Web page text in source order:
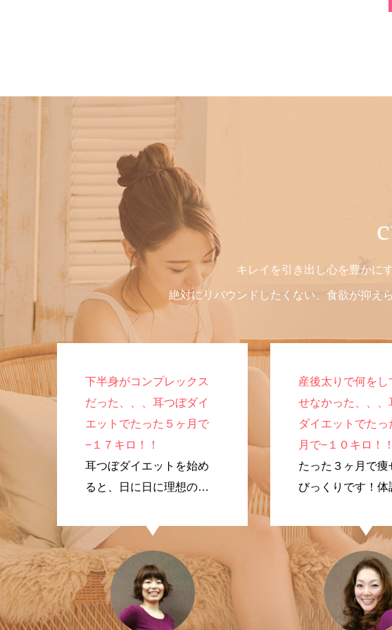
キレイを引き出し心を豊かに
絶対にリバウンドしたくない、食欲が抑え
下半身がコンプレックス
だった、、、耳つぼダイ
エットでたった５ヶ月で
−１７キロ！！
耳つぼダイエットを始め
ると、日に日に理想のプ
いきました！
産後太りで何をし
せなかった、、、
ダイエットでたっ
月で−１０キロ！！
たった３ヶ月で痩
びっくりです！体
です。